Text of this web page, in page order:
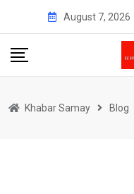
content
August 7, 2026
Khabar Samay Blog